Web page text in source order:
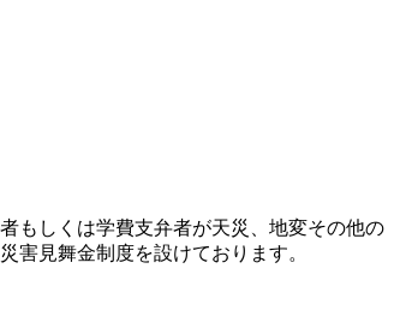
もしくは学費支弁者が天災、地変その他の
害見舞金制度を設けております。